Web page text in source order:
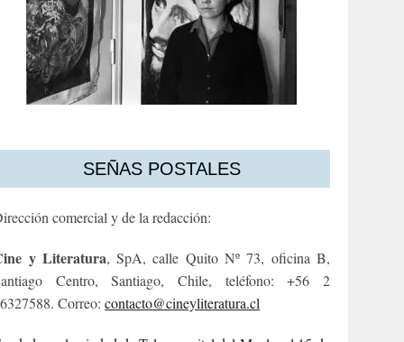
SEÑAS POSTALES
comercial y de la redacción:
y Literatura, SpA, calle Quito Nº 73, oficina B,
Centro, Santiago, Chile, teléfono: +56 2
Correo:contacto@cineyliteratura.cl